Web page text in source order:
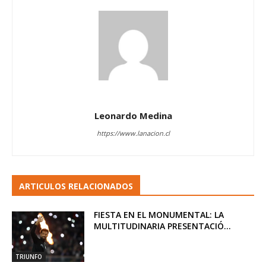
Leonardo Medina
https://www.lanacion.cl
ARTICULOS RELACIONADOS
TRIUNFO
FIESTA EN EL MONUMENTAL: LA
MULTITUDINARIA PRESENTACIÓ...